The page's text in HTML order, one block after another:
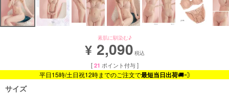
素肌に馴染む♪
¥ 2,090 税込
[ 21 ポイント付与 ]
平日15時/土日祝12時までのご注文で最短当日出荷🚚💨
サイズ